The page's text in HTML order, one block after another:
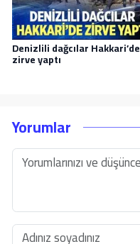
Denizlili dağcılar Hakkari’de
zirve yaptı
Yorumlar